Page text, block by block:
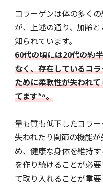
コラーゲンは体の多く
が、上述の通り、加齢
知られています。
60代の頃には20代の約
なく、存在しているコ
ために柔軟性が失われ
てます*⁸。
量も質も低下したコラ
失われたり関節の機能
め、健康な身体を維持
を作り続けることが必
て取り入れることが重要